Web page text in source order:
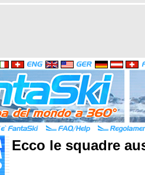
Ecco le squadre